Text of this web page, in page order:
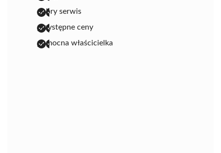
dobry serwis
przystępne ceny
pomocna właścicielka